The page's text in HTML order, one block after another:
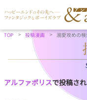
TOP 投稿漫画 溺愛攻めの
アルファポリスで投稿さ